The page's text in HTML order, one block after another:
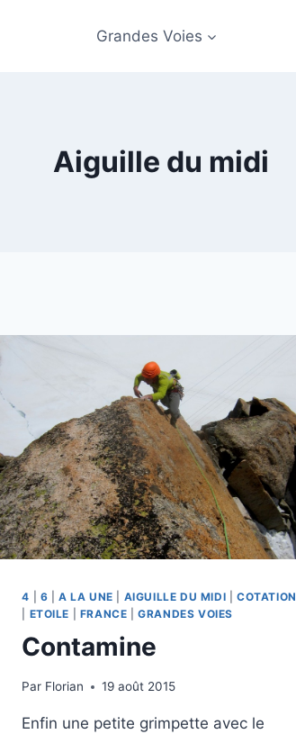
Grandes Voies
Aiguille du midi
4 6 |A LA UNE AIGUILLE DU MIDI |COTATION
ETOILE FRANCE |GRANDES VOIES
Contamine
Par Florian 19 août 2015
Enfin une petite grimpette avec le